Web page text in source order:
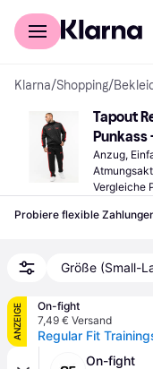
Für Shopper
Klarna/Shopping/
Tapout
Punkass
Anzug,
Vergleiche
Probiere flexible
Größe (Small-
ANZEIGE
On-fight
7,49 € Versand
Regular Fit
On-fight